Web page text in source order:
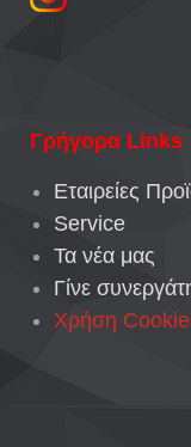
Γρήγορα Links
Εταιρείες
Service
Τα νέα μας
Γίνε
Χρήση